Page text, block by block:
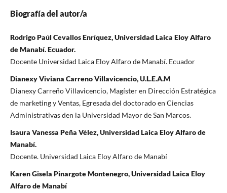
Biografía del autor/a
Rodrigo Paúl Cevallos Enríquez, Universidad Laica Eloy Alfaro
de Manabí. Ecuador.
Docente Universidad Laica Eloy Alfaro de Manabí. Ecuador
Dianexy Viviana Carreno Villavicencio, U.L.E.A.M
Dianexy Carreño Villavicencio, Magíster en Dirección Estratégica
de marketing y Ventas, Egresada del doctorado en Ciencias
Administrativas den la Universidad Mayor de San Marcos.
Isaura Vanessa Peña Vélez, Universidad Laica Eloy Alfaro de
Manabí.
Docente. Universidad Laica Eloy Alfaro de Manabí
Karen Gisela Pinargote Montenegro, Universidad Laica Eloy
Alfaro de Manabí